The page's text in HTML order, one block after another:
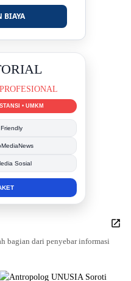
BIAYA
KAMI
Anda
bagian dari penyebar informasi